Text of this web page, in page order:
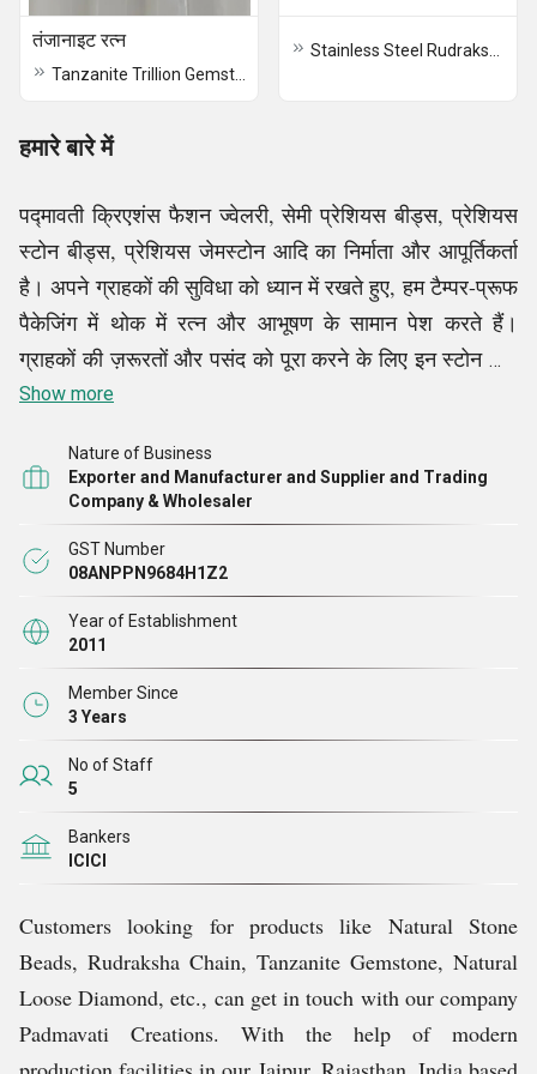
तंजानाइट रत्न
हमारे बारे में
पद्मावती क्रिएशंस फैशन ज्वेलरी, सेमी प्रेशियस बीड्स, प्रेशियस
स्टोन बीड्स, प्रेशियस जेमस्टोन आदि का निर्माता और आपूर्तिकर्ता
है। अपने ग्राहकों की सुविधा को ध्यान में रखते हुए, हम टैम्पर-प्रूफ
पैकेजिंग में थोक में रत्न और आभूषण के सामान पेश करते हैं।
ग्राहकों की ज़रूरतों और पसंद को पूरा करने के लिए इन स्टोन और
ज्वेलरी पीस को बदला जा सकता है। ये शानदार पैटर्न वाले,
के मौजूदा रुझानों के अनुरूप तैयार किया गया है, उनकी आकर्षक
उपस्थिति के लिए अत्यधिक मूल्यवान हैं। हम अपने सामान को दुनिया
के हर देश में भेजते हैं
Show more
Nature of Business
Exporter and Manufacturer and Supplier and Trading
Company & Wholesaler
GST Number
08ANPPN9684H1Z2
Year of Establishment
2011
Member Since
3 Years
No of Staff
5
Bankers
ICICI
Customers looking for products like Natural Stone
Beads, Rudraksha Chain, Tanzanite Gemstone, Natural
Loose Diamond, etc., can get in touch with our company
Padmavati Creations. With the help of modern